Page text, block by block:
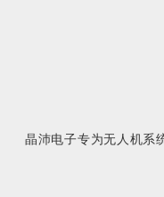
晶沛电子专为无人机系